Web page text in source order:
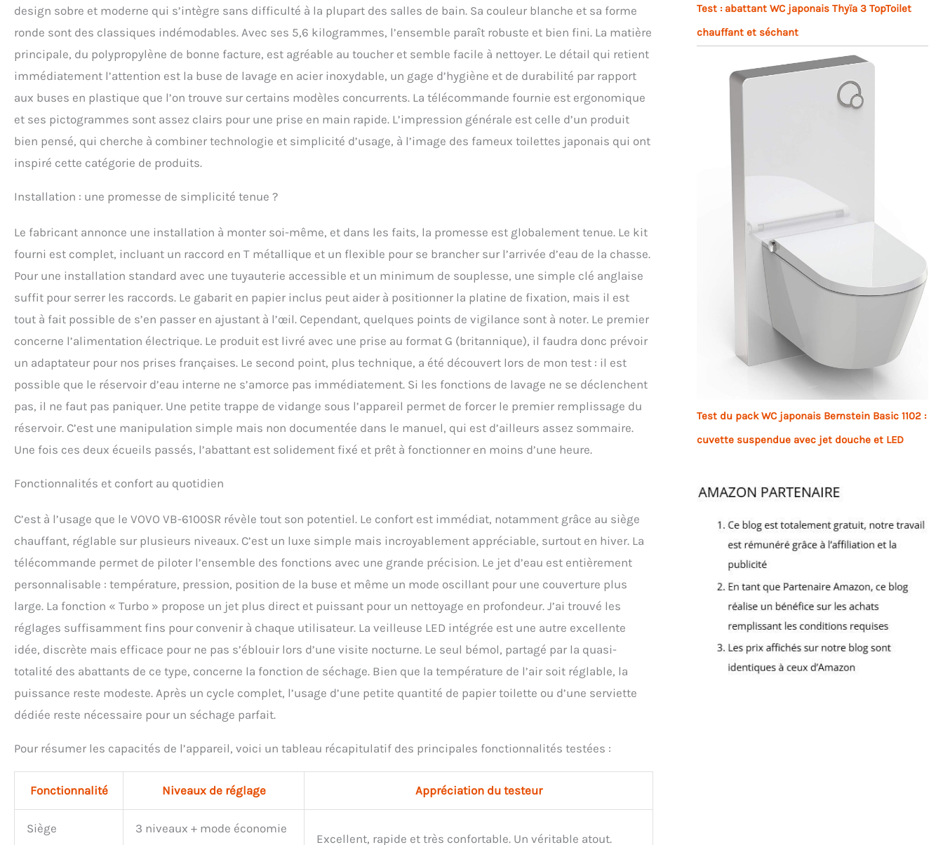
design sobre et moderne qui s’intègre sans difficulté à la plupart des salles de bain. Sa couleur blanche et sa forme
ronde sont des classiques indémodables. Avec ses 5,6 kilogrammes, l’ensemble paraît robuste et bien fini. La matière
principale, du polypropylène de bonne facture, est agréable au toucher et semble facile à nettoyer. Le détail qui retient
immédiatement l’attention est la buse de lavage en acier inoxydable, un gage d’hygiène et de durabilité par rapport
aux buses en plastique que l’on trouve sur certains modèles concurrents. La télécommande fournie est ergonomique
et ses pictogrammes sont assez clairs pour une prise en main rapide. L’impression générale est celle d’un produit
bien pensé, qui cherche à combiner technologie et simplicité d’usage, à l’image des fameux toilettes japonais qui ont
inspiré cette catégorie de produits.
Installation : une promesse de simplicité tenue ?
Le fabricant annonce une installation à monter soi-même, et dans les faits, la promesse est globalement tenue. Le kit
fourni est complet, incluant un raccord en T métallique et un flexible pour se brancher sur l’arrivée d’eau de la chasse.
Pour une installation standard avec une tuyauterie accessible et un minimum de souplesse, une simple clé anglaise
suffit pour serrer les raccords. Le gabarit en papier inclus peut aider à positionner la platine de fixation, mais il est
tout à fait possible de s’en passer en ajustant à l’œil. Cependant, quelques points de vigilance sont à noter. Le premier
concerne l’alimentation électrique. Le produit est livré avec une prise au format G (britannique), il faudra donc prévoir
un adaptateur pour nos prises françaises. Le second point, plus technique, a été découvert lors de mon test : il est
possible que le réservoir d’eau interne ne s’amorce pas immédiatement. Si les fonctions de lavage ne se déclenchent
pas, il ne faut pas paniquer. Une petite trappe de vidange sous l’appareil permet de forcer le premier remplissage du
réservoir. C’est une manipulation simple mais non documentée dans le manuel, qui est d’ailleurs assez sommaire.
Une fois ces deux écueils passés, l’abattant est solidement fixé et prêt à fonctionner en moins d’une heure.
Fonctionnalités et confort au quotidien
C’est à l’usage que le VOVO VB-6100SR révèle tout son potentiel. Le confort est immédiat, notamment grâce au siège
chauffant, réglable sur plusieurs niveaux. C’est un luxe simple mais incroyablement appréciable, surtout en hiver. La
télécommande permet de piloter l’ensemble des fonctions avec une grande précision. Le jet d’eau est entièrement
personnalisable : température, pression, position de la buse et même un mode oscillant pour une couverture plus
large. La fonction « Turbo » propose un jet plus direct et puissant pour un nettoyage en profondeur. J’ai trouvé les
réglages suffisamment fins pour convenir à chaque utilisateur. La veilleuse LED intégrée est une autre excellente
idée, discrète mais efficace pour ne pas s’éblouir lors d’une visite nocturne. Le seul bémol, partagé par la quasi-
totalité des abattants de ce type, concerne la fonction de séchage. Bien que la température de l’air soit réglable, la
puissance reste modeste. Après un cycle complet, l’usage d’une petite quantité de papier toilette ou d’une serviette
dédiée reste nécessaire pour un séchage parfait.
Pour résumer les capacités de l’appareil, voici un tableau récapitulatif des principales fonctionnalités testées :
Fonctionnalité Niveaux de réglage Appréciation du testeur
Siège
3 niveaux + mode économie
Excellent, rapide et très confortable. Un véritable atout.
Test : abattant WC japonais Thyïa 3 TopToilet
chauffant et séchant
Test du pack WC japonais Bernstein Basic 1102 :
cuvette suspendue avec jet douche et LED